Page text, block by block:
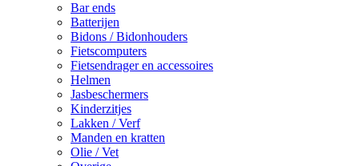
Bar ends
Batterijen
Bidons / Bidonhouders
Fietscomputers
Fietsendrager en accessoires
Helmen
Jasbeschermers
Kinderzitjes
Lakken / Verf
Manden en kratten
Olie / Vet